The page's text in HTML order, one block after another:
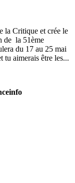
la Critique et crée le
de la 51ème
du 17 au 25 mai
tu aimerais être les...